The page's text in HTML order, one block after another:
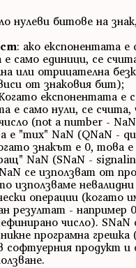
нулеви битове на
: ако експонентата е
само единици, се
или отрицателна
от знаковия бит);
експонентата е
е само нули, се счита,
(not a number -
е "тих" NaN (QNaN -
знакът е 0, това е
NaN (SNaN -
се използват от
използваме невалидни
операции (когато
резултат - например
число). SNaN
програмна грешка
софтуерния продукт и